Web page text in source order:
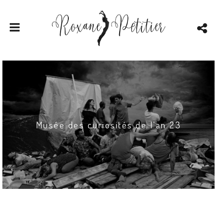
Musée des curiosités de l’an 23